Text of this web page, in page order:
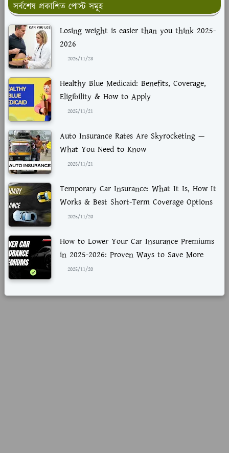
সর্বশেষ প্রকাশিত পোস্ট সমূহ
Losing weight is easier than you think 2025-
2026
2025/11/28
Healthy Blue Medicaid: Benefits, Coverage,
Eligibility & How to Apply
2025/11/21
Auto Insurance Rates Are Skyrocketing —
What You Need to Know
2025/11/21
Temporary Car Insurance: What It Is, How It
Works & Best Short-Term Coverage Options
2025/11/20
How to Lower Your Car Insurance Premiums
in 2025-2026: Proven Ways to Save More
2025/11/20